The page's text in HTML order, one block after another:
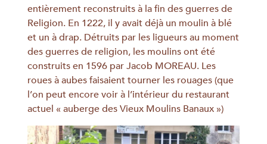
entièrement reconstruits à la fin des guerres de
Religion. En 1222, il y avait déjà un moulin à blé
et un à drap. Détruits par les ligueurs au moment
des guerres de religion, les moulins ont été
construits en 1596 par Jacob MOREAU. Les
roues à aubes faisaient tourner les rouages (que
l’on peut encore voir à l’intérieur du restaurant
actuel « auberge des Vieux Moulins Banaux »)